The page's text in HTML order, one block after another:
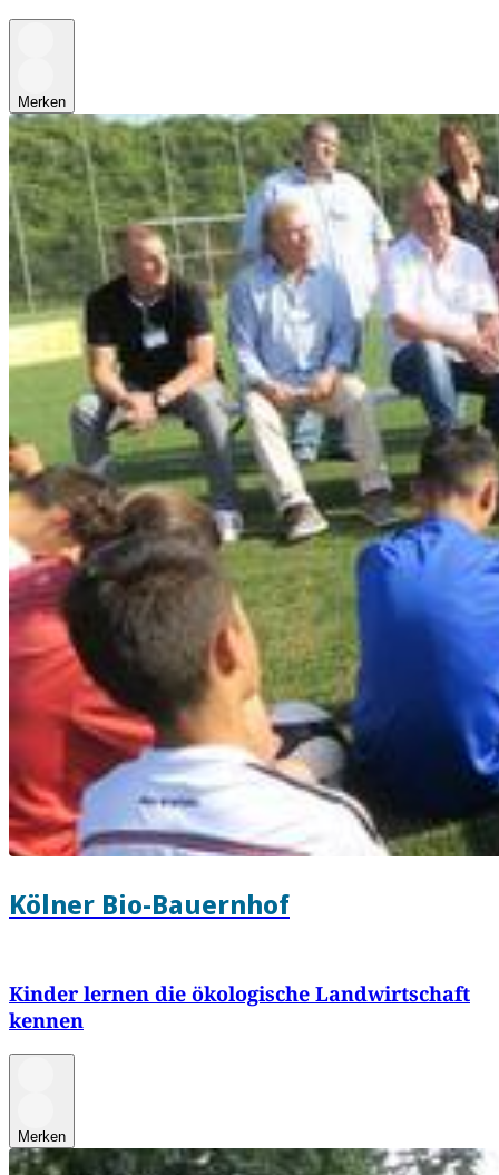
Merken
Kölner Bio-Bauernhof
Kinder lernen die ökologische Landwirtschaft
kennen
Merken